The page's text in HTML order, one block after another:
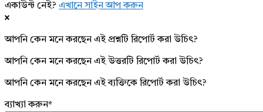
একাউন্ট নেই? এখানে সাইন আপ করুন
আপনি কেন মনে করছেন এই প্রশ্নটি রিপোর্ট করা উচিৎ?
আপনি কেন মনে করছেন এই উত্তরটি রিপোর্ট করা উচিৎ?
আপনি কেন মনে করছেন এই ব্যক্তিকে রিপোর্ট করা উচিৎ?
ব্যাখ্যা করুন*